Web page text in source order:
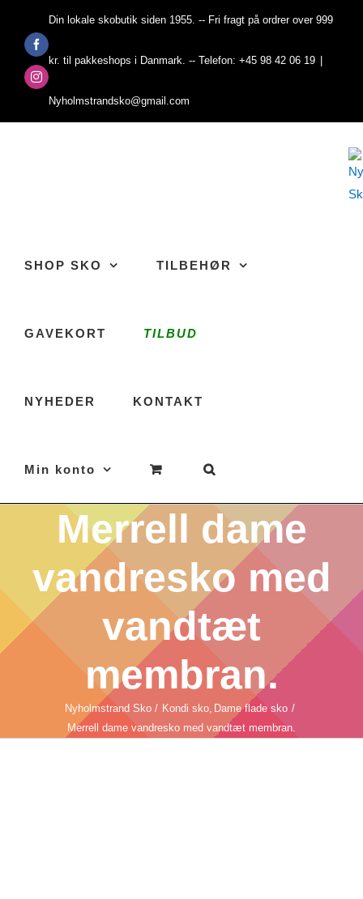
contentFacebook
Instagram
Din lokale skobutik siden 1955. -- Fri fragt på ordrer over 999
kr. til pakkeshops i Danmark. -- Telefon: +45 98 42 06 19
Nyholmstrandsko@gmail.com
SHOP SKO TILBEHØR
GAVEKORT TILBUD
NYHEDER KONTAKT
Min konto
Merrell dame
vandresko med
vandtæt
membran.
Nyholmstrand Sko Kondi sko Dame flade sko
Merrell dame vandresko med vandtæt membran.